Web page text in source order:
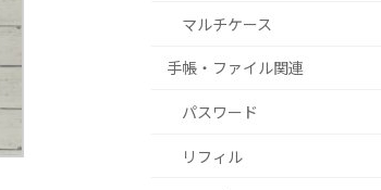
マルチケース
手帳・ファイル関連
パスワード
リフィル